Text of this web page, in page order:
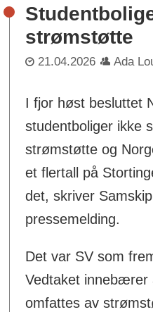
strømstøtte
21.04.2026 Ada
I fjor høst besluttet
studentboliger ikke
strømstøtte og
et flertall på
det, skriver
pressemelding.
Det var SV som
Vedtaket innebærer
omfattes av